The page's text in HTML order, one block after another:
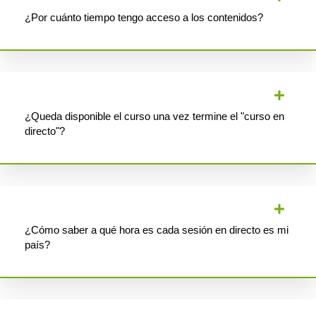
¿Por cuánto tiempo tengo acceso a los contenidos?
¿Queda disponible el curso una vez termine el "curso en
directo"?
¿Cómo saber a qué hora es cada sesión en directo es mi
país?